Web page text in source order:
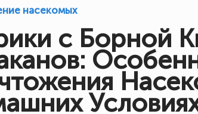
насекомых
с Борной